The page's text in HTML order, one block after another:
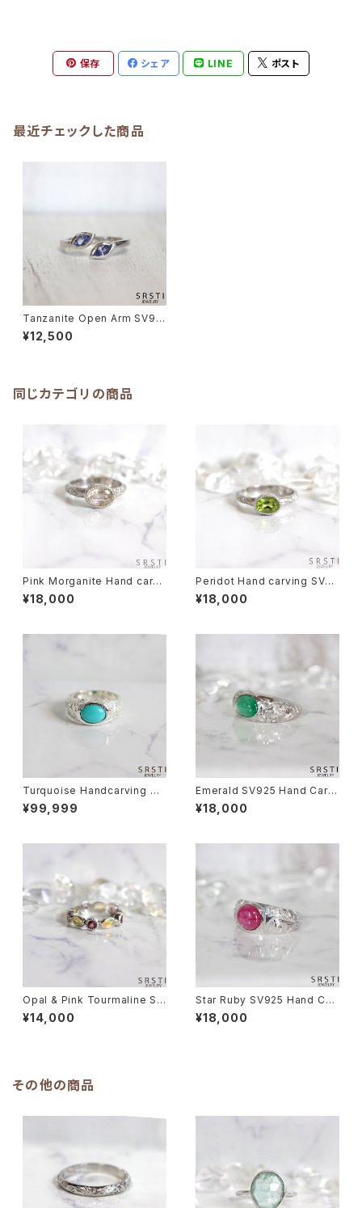
保存 シェア LINE ポスト
最近チェックした商品
Tanzanite Open Arm SV92
5 Ring
¥12,500
同じカテゴリの商品
Pink Morganite Hand carvi
ng SV925 Ring
¥18,000
Peridot Hand carving SV92
5 Ring
¥18,000
Turquoise Handcarving SV
925 Ring
¥99,999
Emerald SV925 Hand Carvi
ng Ring
¥18,000
Opal & Pink Tourmaline SV
925 Eternity Ring
¥14,000
Star Ruby SV925 Hand Car
ving Ring
¥18,000
その他の商品